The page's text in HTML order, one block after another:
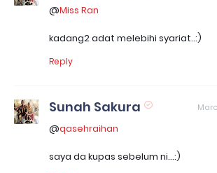
@Miss Ran
kadang2 adat melebihi syariat..:)
Reply
Sunah Sakura
@qasehraihan
saya da kupas sebelum ni...:)